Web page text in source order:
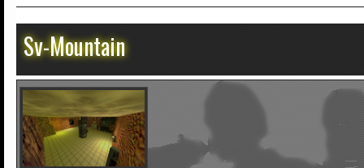
Sv-Mountain